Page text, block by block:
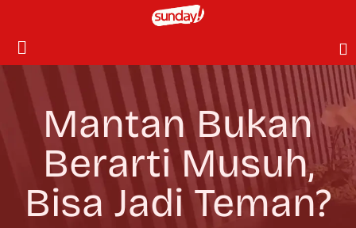
Mantan Bukan
Berarti Musuh,
Bisa Jadi Teman?